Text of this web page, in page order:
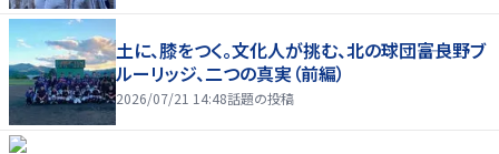
土に、膝をつく。文化人が挑む、北の球団――富良野ブ
ルーリッジ、二つの真実（前編）
2026/07/21 14:48話題の投稿